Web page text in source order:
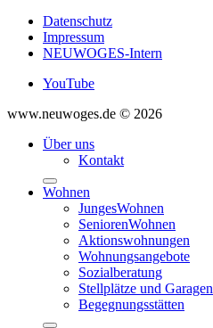
Datenschutz
Impressum
NEUWOGES-Intern
YouTube
www.neuwoges.de © 2026
Über uns
Kontakt
Wohnen
JungesWohnen
SeniorenWohnen
Aktionswohnungen
Wohnungsangebote
Sozialberatung
Stellplätze und Garagen
Begegnungsstätten